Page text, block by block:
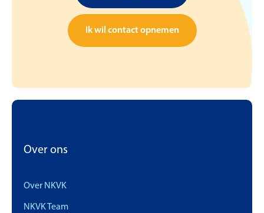
Ik wil contact opnemen
Over ons
Over NKVK
NKVK Team